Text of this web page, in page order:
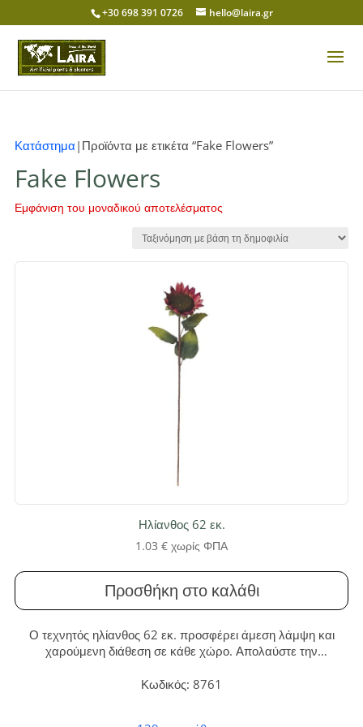
+30 698 391 0726 hello@laira.gr
Κατάστημα |Προϊόντα με ετικέτα “Fake Flowers”
Fake Flowers
Εμφάνιση του μοναδικού αποτελέσματος
Ηλίανθος 62 εκ.
1.03 € χωρίς ΦΠΑ
Προσθήκη στο καλάθι
Ο τεχνητός ηλίανθος 62 εκ. προσφέρει άμεση λάμψη και
χαρούμενη διάθεση σε κάθε χώρο. Απολαύστε την
ιδανικός για σπίτια και επαγγελματικούς χώρους.
Κωδικός: 8761